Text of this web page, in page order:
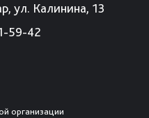
ул. Калинина, 13
59-42
организации